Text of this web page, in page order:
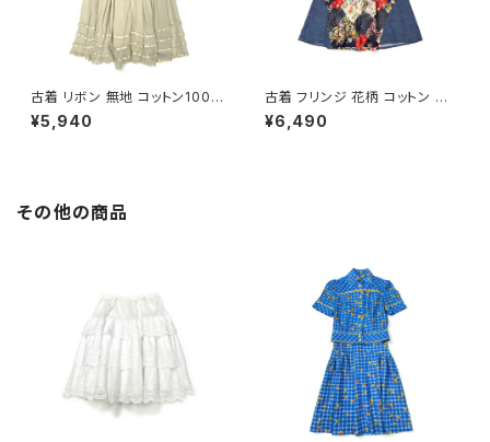
古着 リボン 無地 コットン100％
ロング丈 スカート ベージュ (ba
2607019)
¥5,940
古着 フリンジ 花柄 コットン ロ
ング丈 スカート 紺 (btu26030
13)
¥6,490
その他の商品